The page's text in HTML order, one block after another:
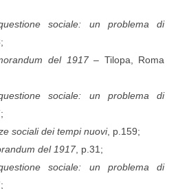
sociale: un problema di
del 1917– Tilopa, Roma
sociale: un problema di
sociali dei tempi nuovi, p.159;
del 1917, p.31;
sociale: un problema di